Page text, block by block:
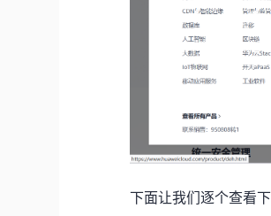
下面让我们逐个查看